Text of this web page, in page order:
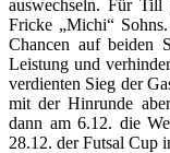
auswechseln. Für
Fricke „Michi“
Chancen auf beiden
Leistung und
verdienten Sieg der
mit der Hinrunde
dann am 6.12. die
28.12. der Futsal Cup